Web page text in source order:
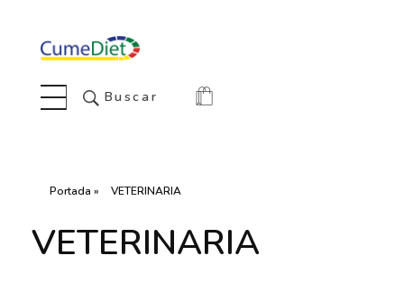
Buscar
Portada » VETERINARIA
VETERINARIA